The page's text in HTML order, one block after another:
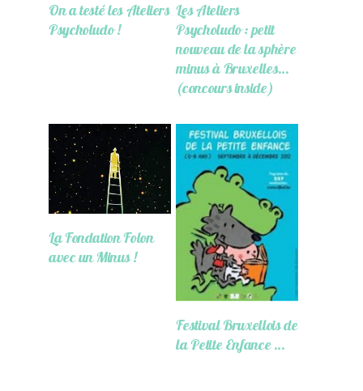
On a testé les Ateliers
Psycholudo !
Les Ateliers
Psycholudo : petit
nouveau de la sphère
minus à Bruxelles…
(concours inside)
La Fondation Folon
avec un Minus !
Festival Bruxellois de
la Petite Enfance …